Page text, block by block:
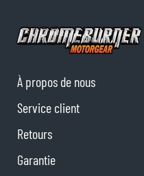
À propos de nous
Service client
Retours
Garantie